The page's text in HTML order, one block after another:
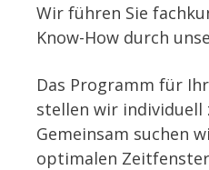
Wir führen Sie
Know-How durch
Das Programm für
stellen wir individuell
Gemeinsam suchen
optimalen